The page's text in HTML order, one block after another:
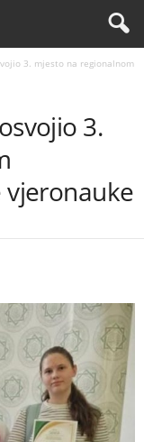
3. mjesto na regionalnom
3.
vjeronauke